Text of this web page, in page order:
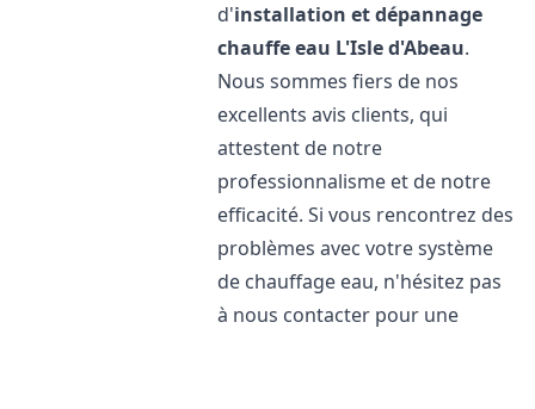
d'installation et dépannage
chauffe eau L'Isle d'Abeau.
Nous sommes fiers de nos
excellents avis clients, qui
attestent de notre
professionnalisme et de notre
efficacité. Si vous rencontrez des
problèmes avec votre système
de chauffage eau, n'hésitez pas
à nous contacter pour une